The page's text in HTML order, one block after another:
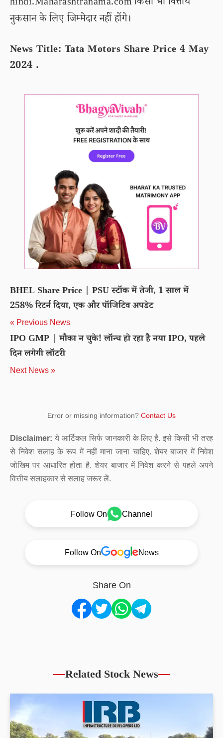
नुकसान के लिए जिम्मेदार नहीं होंगे।
News Title: Tata Motors Share Price 4 May
2024 .
BHEL Share Price | PSU स्टॉक में तेजी, 1 साल में
258% रिटर्न दिया, एक और पॉजिटिव अपडेट
« Previous News
IPO GMP | मौका न चुके! लॉन्च हो रहा है नया IPO, पहले
दिन लगेगी लॉटरी
Next News »
Error or missing information? Contact Us
Disclaimer: ये आर्टिकल सिर्फ जानकारी के लिए है. इसे किसी भी तरह
से निवेश सलाह के रूप में नहीं माना जाना चाहिए. शेयर बाजार में निवेश
जोखिम पर आधारित होता है. शेयर बाजार में निवेश करने से पहले अपने
वित्तीय सलाहकार से सलाह जरूर लें.
Follow On Channel
Follow On News
Share On
Related Stock News